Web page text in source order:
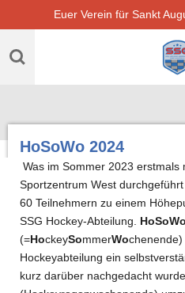
springen
Euer Verein für Sankt
HoSoWo 2024
Was im Sommer 2023 erstmals
Sportzentrum West
60 Teilnehmern zu einem
SSG Hockey-Abteilung. HoSoWo
(=HockeySommerWochenende)
Hockeyabteilung ein
kurz darüber nachgedacht